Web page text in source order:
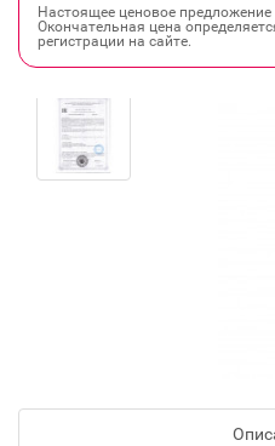
Настоящее ценовое
Окончательная цена
регистрации на сайте.